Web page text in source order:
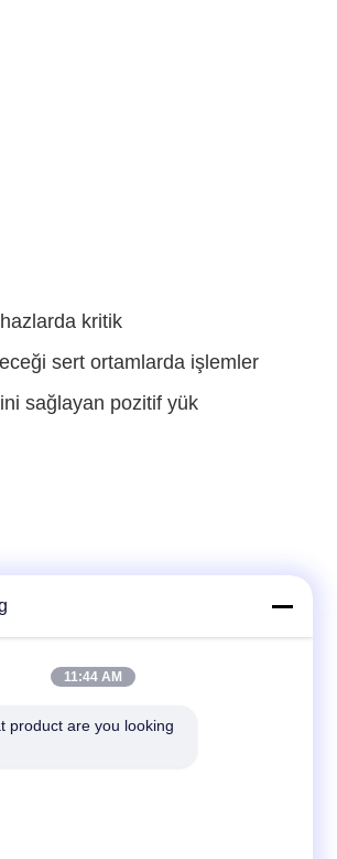
kritik
sert ortamlarda işlemler
sağlayan pozitif yük
11:44 AM
product are you looking